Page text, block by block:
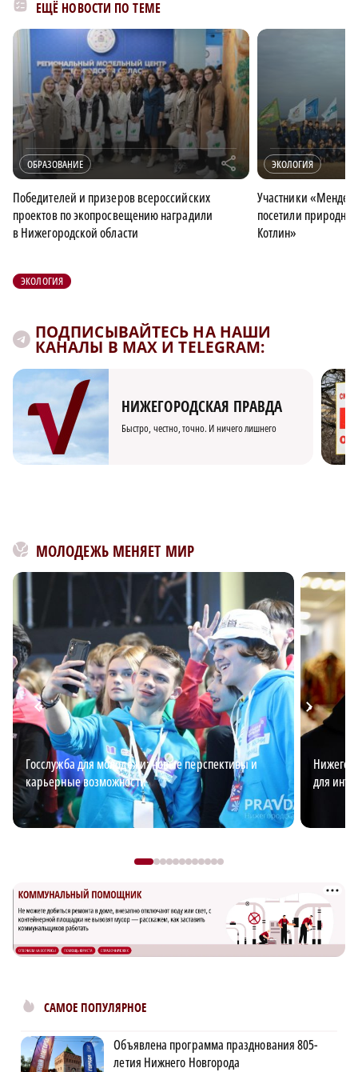
ЕЩЁ НОВОСТИ ПО ТЕМЕ
ОБРАЗОВАНИЕ r
Победителей и призеров всероссийских
проектов по экопросвещению наградили
в Нижегородской области
ЭКОЛОГИЯ
Участники
посетили
Котлин»
ЭКОЛОГИЯ
ПОДПИСЫВАЙТЕСЬ НА НАШИ
КАНАЛЫ В MAX И TELEGRAM:
НИЖЕГОРОДСКАЯ ПРАВДА
Быстро, честно, точно. И ничего лишнего
МОЛОДЕЖЬ МЕНЯЕТ МИР
Госслужба для молодежи: новые перспективы и
карьерные возможности
для
САМОЕ ПОПУЛЯРНОЕ
Объявлена программа празднования 805-
летия Нижнего Новгорода